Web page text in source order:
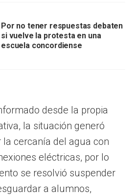
Por no tener respuestas debaten
si vuelve la protesta en una
escuela concordiense
desde la propia
la situación generó
cercanía del agua con
eléctricas, por lo
se resolvió suspender
a alumnos,